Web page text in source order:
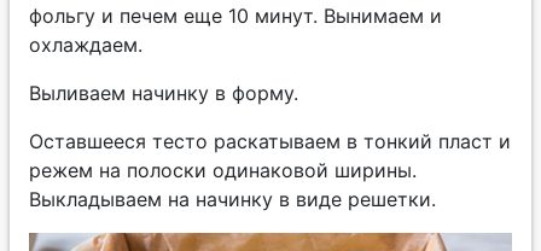
фольгу и печем еще 10 минут. Вынимаем и
охлаждаем.
Выливаем начинку в форму.
Оставшееся тесто раскатываем в тонкий пласт и
режем на полоски одинаковой ширины.
Выкладываем на начинку в виде решетки.